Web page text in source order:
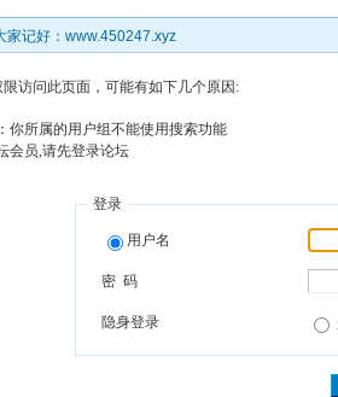
家记好：www.450247.xyz
访问此页面，可能有如下几个原因:
你所属的用户组不能使用搜索功能
会员,请先登录论坛
登录
用户名
密 码
隐身登录